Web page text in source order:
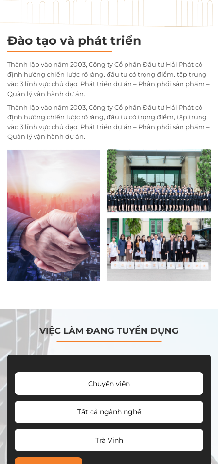
Đào tạo và phát triển
Thành lập vào năm 2003, Công ty Cổ phần Đầu tư Hải Phát có
định hướng chiến lược rõ ràng, đầu tư có trọng điểm, tập trung
vào 3 lĩnh vực chủ đạo: Phát triển dự án – Phân phối sản phẩm –
Quản lý vận hành dự án.
Thành lập vào năm 2003, Công ty Cổ phần Đầu tư Hải Phát có
định hướng chiến lược rõ ràng, đầu tư có trọng điểm, tập trung
vào 3 lĩnh vực chủ đạo: Phát triển dự án – Phân phối sản phẩm –
Quản lý vận hành dự án.
VIỆC LÀM ĐANG TUYỂN DỤNG
Chuyên viên
Tất cả ngành nghề
Trà Vinh